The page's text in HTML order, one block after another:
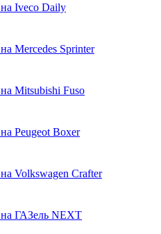
Iveco Daily
Mercedes Sprinter
Mitsubishi Fuso
Peugeot Boxer
Volkswagen Crafter
ГАЗель NEXT